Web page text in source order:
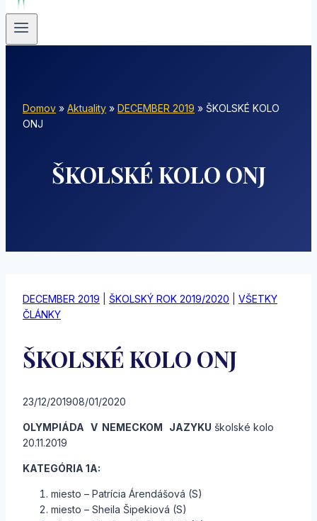
Domov » Aktuality » DECEMBER 2019 » ŠKOLSKÉ KOLO
ONJ
ŠKOLSKÉ KOLO ONJ
DECEMBER 2019 ŠKOLSKÝ ROK 2019/2020
VŠETKY
ČLÁNKY
ŠKOLSKÉ KOLO ONJ
23/12/201908/01/2020
OLYMPIÁDA V NEMECKOM JAZYKU školské kolo
20.11.2019
KATEGÓRIA 1A:
miesto – Patrícia Árendášová (S)
miesto – Sheila Šipekiová (S)